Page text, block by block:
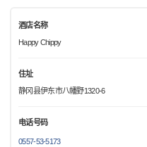
酒店名称
Happy Chippy
住址
静冈县伊东市八幡野1320-6
电话号码
0557-53-5173